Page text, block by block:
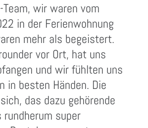
wir waren vom
in der Ferienwohnung
mehr als begeistert.
vor Ort, hat uns
und wir fühlten uns
in besten Händen. Die
das dazu gehörende
rundherum super